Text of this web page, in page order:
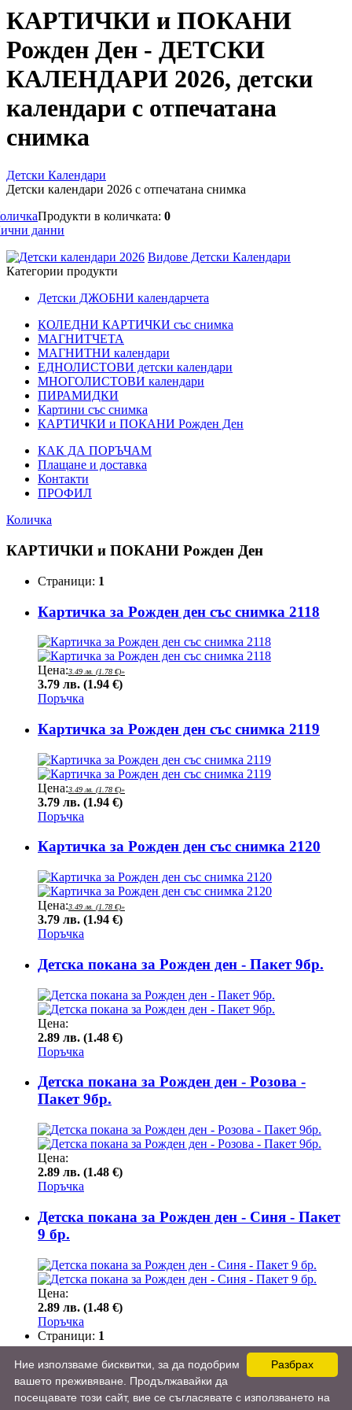
КАРТИЧКИ и ПОКАНИ
Рожден Ден - ДЕТСКИ
КАЛЕНДАРИ 2026, детски
календари с отпечатана
снимка
Детски Календари
Детски календари 2026 с отпечатана снимка
Продукти в количката: 0
данни
Видове Детски Календари
Категории продукти
Детски ДЖОБНИ календарчета
КОЛЕДНИ КАРТИЧКИ със снимка
МАГНИТЧЕТА
МАГНИТНИ календари
ЕДНОЛИСТОВИ детски календари
МНОГОЛИСТОВИ календари
ПИРАМИДКИ
Картини със снимка
КАРТИЧКИ и ПОКАНИ Рожден Ден
КАК ДА ПОРЪЧАМ
Плащане и доставка
Контакти
ПРОФИЛ
Количка
КАРТИЧКИ и ПОКАНИ Рожден Ден
Страници: 1
Картичка за Рожден ден със снимка 2118
Цена:3.49 лв. (1.78 €)»
3.79 лв. (1.94 €)
Поръчка
Картичка за Рожден ден със снимка 2119
Цена:3.49 лв. (1.78 €)»
3.79 лв. (1.94 €)
Поръчка
Картичка за Рожден ден със снимка 2120
Цена:3.49 лв. (1.78 €)»
3.79 лв. (1.94 €)
Поръчка
Детска покана за Рожден ден - Пакет 9бр.
Цена:
2.89 лв. (1.48 €)
Поръчка
Детска покана за Рожден ден - Розова -
Пакет 9бр.
Цена:
2.89 лв. (1.48 €)
Поръчка
Детска покана за Рожден ден - Синя - Пакет
9 бр.
Цена:
2.89 лв. (1.48 €)
Поръчка
Страници: 1
Detskikalendari.bg 2013-2025 - детски календари 2026
Оригиналният производител на детски календари от 2012г. с
най-високо качествоОнлайн магазин за детски календари 2026
Разбрах
Ние използваме бисквитки, за да подобрим
вашето преживяване. Продължавайки да
посещавате този сайт, вие се съгласявате с използването на